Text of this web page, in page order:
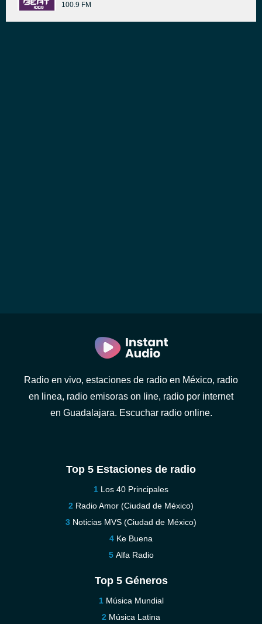
100.9 FM
Radio en vivo, estaciones de radio en México, radio
en linea, radio emisoras on line, radio por internet
en Guadalajara. Escuchar radio online.
Top 5 Estaciones de radio
Los 40 Principales
Radio Amor (Ciudad de México)
Noticias MVS (Ciudad de México)
Ke Buena
Alfa Radio
Top 5 Géneros
Música Mundial
Música Latina